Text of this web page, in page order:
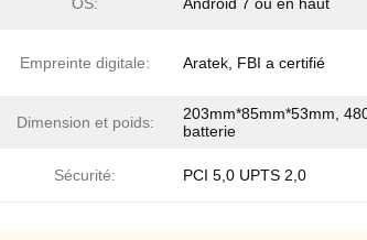
Empreinte digitale: Aratek, FBI a certifié
Dimension et poids:
203mm*85mm*53mm,
batterie
Sécurité: PCI 5,0 UPTS 2,0